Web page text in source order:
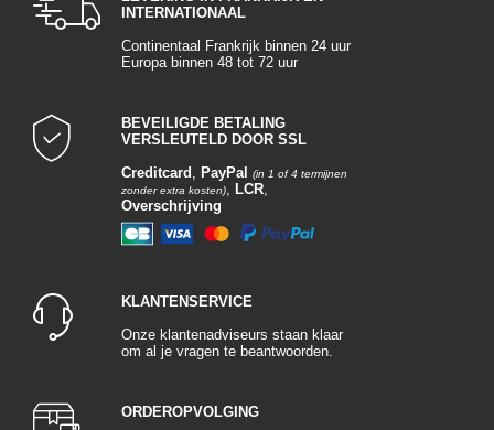
INTERNATIONAAL
Continentaal Frankrijk binnen 24 uur
Europa binnen 48 tot 72 uur
BEVEILIGDE BETALING
VERSLEUTELD DOOR SSL
Creditcard , PayPal
(in 1 of 4 termijnen
zonder extra kosten), LCR,
Overschrijving
KLANTENSERVICE
Onze klantenadviseurs staan klaar
om al je vragen te beantwoorden.
ORDEROPVOLGING